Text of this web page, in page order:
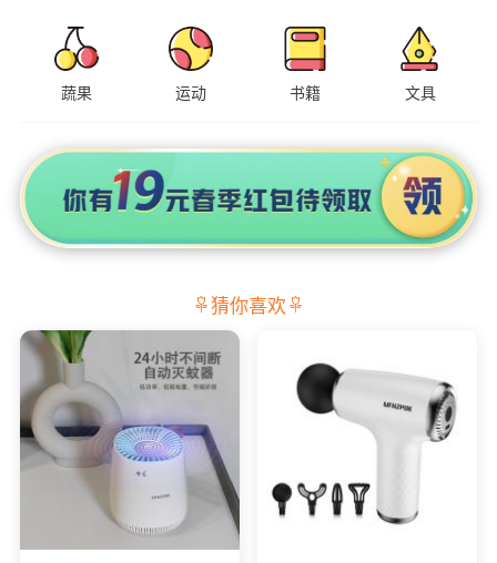
蔬果 运动 书籍 文具
猜你喜欢